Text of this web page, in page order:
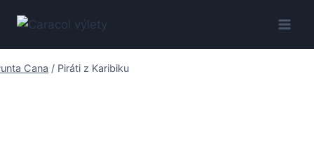
obsah
Cana / Piráti z Karibiku